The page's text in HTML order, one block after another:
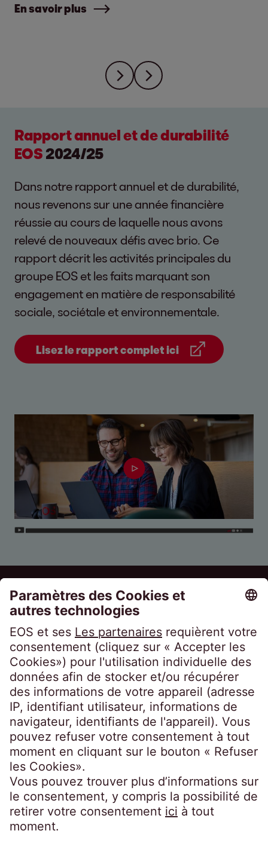
En savoir plus
Rapport annuel et de durabilité
EOS 2024/25
Dans notre rapport annuel et de durabilité,
nous revenons sur une année financière
réussie au cours de laquelle nous avons
relevé de nouveaux défis avec brio. Ce
rapport décrit les activités principales du
groupe EOS et les faits marquant son
engagement en matière de responsabilité
sociale, sociétale et environnementale.
Lisez le rapport complet ici
EOS Holding GmbH
Steindamm 71
20099 Hamburg
Germany
crossborder@eos-solutions.com